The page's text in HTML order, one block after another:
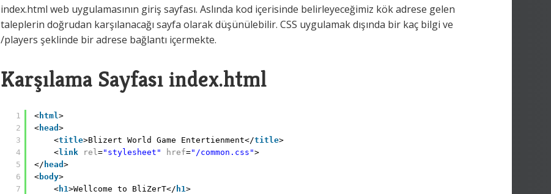
index.html web uygulamasının giriş sayfası. Aslında kod içerisinde belirleyeceğimiz kök adrese gelen
taleplerin doğrudan karşılanacağı sayfa olarak düşünülebilir. CSS uygulamak dışında bir kaç bilgi ve
/players şeklinde bir adrese bağlantı içermekte.
Karşılama Sayfası index.html
1
2
3
4
5
6
7
< html>
< head >
<title>Blizert World Game Entertienment</title>
<link rel="stylesheet" href="/common.css">
</ head >
<body>
< h1>Wellcome to BliZerT</ h1>